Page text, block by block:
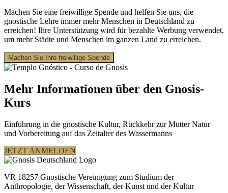
Machen Sie eine freiwillige Spende und helfen Sie uns, die
gnostische Lehre immer mehr Menschen in Deutschland zu
erreichen! Ihre Unterstützung wird für bezahlte Werbung verwendet,
um mehr Städte und Menschen im ganzen Land zu erreichen.
Machen Sie Ihre freiwillige Spende
Mehr Informationen über den Gnosis-
Kurs
Einführung in die gnostische Kultur, Rückkehr zur Mutter Natur
und Vorbereitung auf das Zeitalter des Wassermanns
JETZT ANMELDEN
VR 18257 Gnostische Vereinigung zum Studium der
Anthropologie, der Wissenschaft, der Kunst und der Kultur